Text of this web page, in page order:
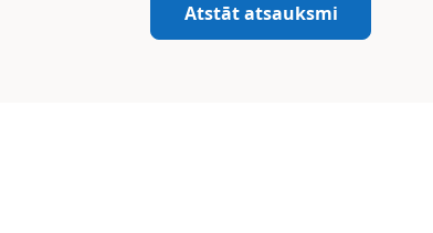
Atstāt atsauksmi